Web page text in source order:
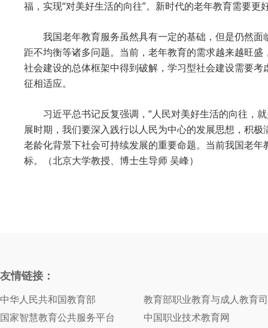
福，实现“对美好生活的向往”。新时代的老年教育需要
我国老年教育服务虽然具有一定的基础，但是仍然
距不均衡等诸多问题。当前，老年教育的需求越来越旺
社会建设的总体框架中得到破解，学习型社会建设需要
征相适应。
习近平总书记反复强调，“人民对美好生活的向往，
展时期，我们要深入践行以人民为中心的发展思想，积
老龄化背景下社会可持续发展的重要命题。当前我国老
标。（北京大学教授、博士生导师 吴峰）
友情链接：
中华人民共和国教育部
教育部职业教育与成人教育司
国家智慧教育公共服务平台
中国职业技术教育网